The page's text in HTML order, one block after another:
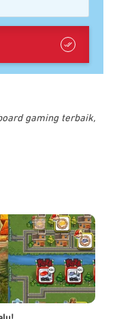
gaming terbaik,